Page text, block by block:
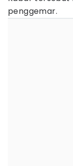
penggemar.